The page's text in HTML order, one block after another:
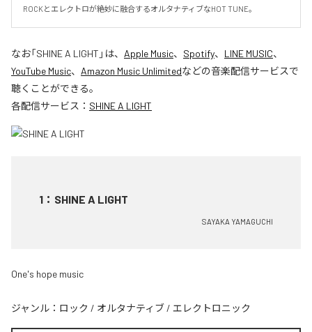
ROCKとエレクトロが絶妙に融合するオルタナティブなHOT TUNE。
なお「SHINE A LIGHT 」は、 Apple Music、 Spotify、 LINE MUSIC、
YouTube Music、 Amazon Music Unlimitedなどの音楽配信サービスで
聴くことができる。
各配信サービス： SHINE A LIGHT
1 ： SHINE A LIGHT
SAYAKA YAMAGUCHI
One's hope music
ジャンル： ロック / オルタナティブ / エレクトロニック